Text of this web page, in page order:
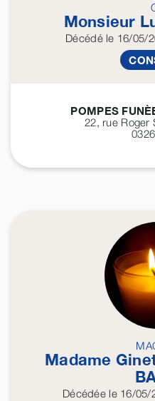
Monsieur
Décédéle 16/05/
POMPES
22, rue Roger
Madame
Décédéele 16/05/